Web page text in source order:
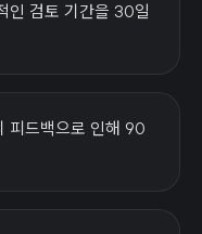
인 검토 기간을 30일
피드백으로 인해 90